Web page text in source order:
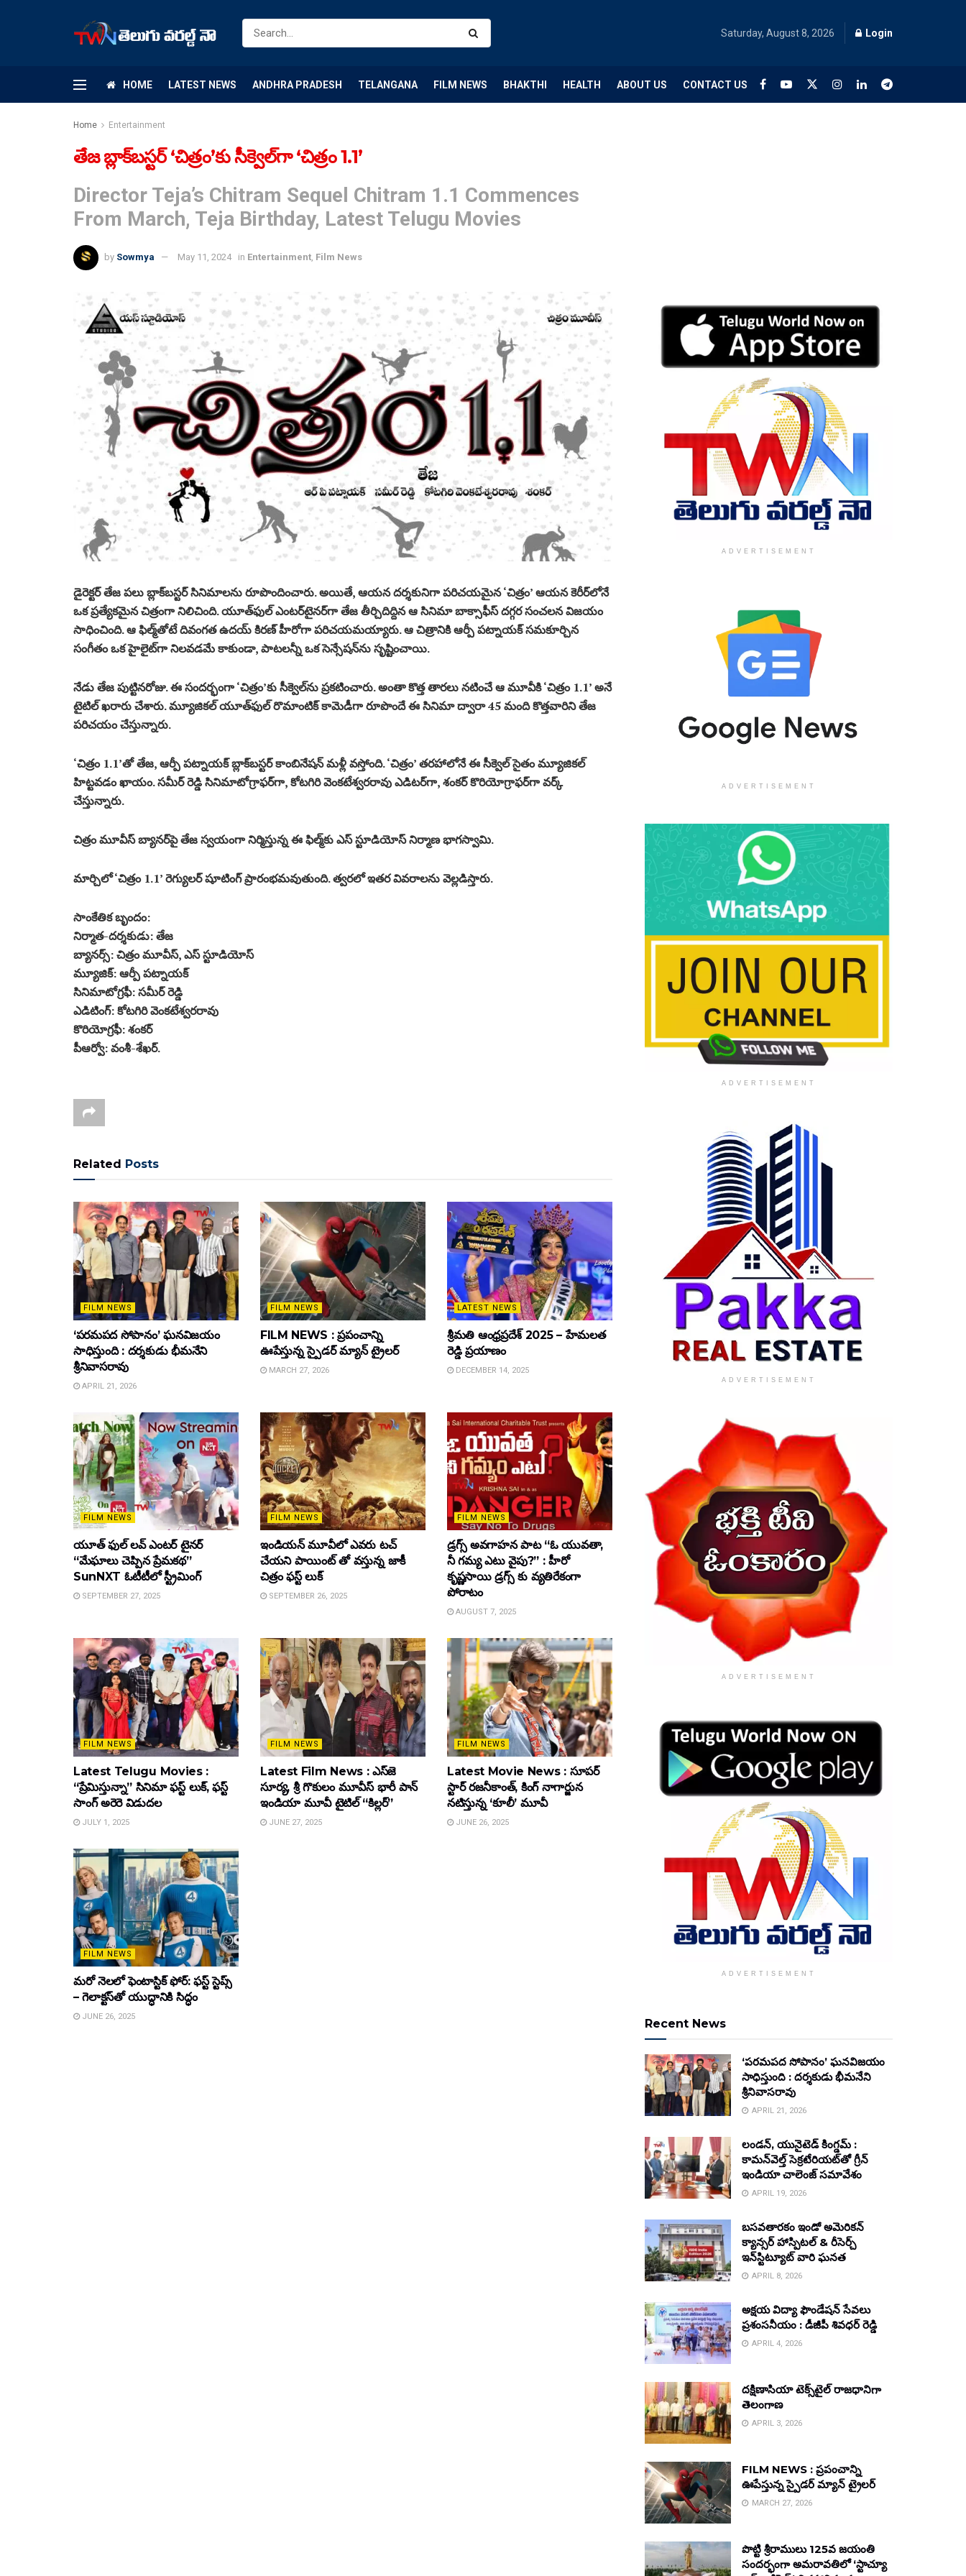
Saturday, August 8, 2026 Login
HOME LATEST NEWS ANDHRA PRADESH TELANGANA FILM NEWS BHAKTHI HEALTH ABOUT US CONTACT US
Home Entertainment
తేజ బ్లాక్‌బస్ట‌ర్‌ ‘చిత్రం’కు సీక్వెల్‌గా ‘చిత్రం 1.1’
Director Teja’s Chitram Sequel Chitram 1.1 Commences
From March, Teja Birthday, Latest Telugu Movies
by Sowmya May 11, 2024 in Entertainment, Film News
డైరెక్ట‌ర్ తేజ ప‌లు బ్లాక్‌బ‌స్ట‌ర్ సినిమాల‌ను రూపొందించారు. అయితే, ఆయ‌న ద‌ర్శ‌కునిగా ప‌రిచ‌య‌మైన ‘చిత్రం’ ఆయ‌న కెరీర్‌లోనే
ఒక ప్ర‌త్యేక‌మైన చిత్రంగా నిలిచింది. యూత్‌ఫుల్ ఎంట‌ర్‌టైన‌ర్‌గా తేజ తీర్చిదిద్దిన ఆ సినిమా బాక్సాఫీస్ ద‌గ్గ‌ర సంచ‌ల‌న విజ‌యం
సాధించింది. ఆ ఫిల్మ్‌తోటే దివంగ‌త ఉద‌య్ కిర‌ణ్ హీరోగా ప‌రిచ‌య‌మ‌య్యారు. ఆ చిత్రానికి ఆర్పీ ప‌ట్నాయ‌క్ స‌మ‌కూర్చిన
సంగీతం ఒక హైలైట్‌గా నిలవ‌డ‌మే కాకుండా, పాట‌ల‌న్నీ ఒక సెన్సేష‌న్‌ను సృష్టించాయి.
నేడు తేజ పుట్టిన‌రోజు. ఈ సంద‌ర్భంగా ‘చిత్రం’కు సీక్వెల్‌ను ప్ర‌క‌టించారు. అంతా కొత్త తార‌లు న‌టించే ఆ మూవీకి ‘చిత్రం 1.1’ అనే
టైటిల్ ఖ‌రారు చేశారు. మ్యూజికల్ యూత్‌ఫుల్ రొమాంటిక్ కామెడీగా రూపొందే ఈ సినిమా ద్వారా 45 మంది కొత్త‌వారిని తేజ
ప‌రిచ‌యం చేస్తున్నారు.
‘చిత్రం 1.1’తో తేజ‌, ఆర్పీ ప‌ట్నాయ‌క్ బ్లాక్‌బ‌స్ట‌ర్ కాంబినేష‌న్ మ‌ళ్లీ వ‌స్తోంది. ‘చిత్రం’ త‌ర‌హాలోనే ఈ సీక్వెల్ సైతం మ్యూజిక‌ల్
హిట్ట‌వ‌డం ఖాయం. స‌మీర్ రెడ్డి సినిమాటోగ్రాఫ‌ర్‌గా, కోట‌గిరి వెంక‌టేశ్వ‌ర‌రావు ఎడిట‌ర్‌గా, శంక‌ర్ కొరియోగ్రాఫ‌ర్‌గా వ‌ర్క్
చేస్తున్నారు.
చిత్రం మూవీస్ బ్యాన‌ర్‌పై తేజ స్వ‌యంగా నిర్మిస్తున్న ఈ ఫిల్మ్‌కు ఎస్ స్టూడియోస్ నిర్మాణ భాగ‌స్వామి.
మార్చిలో ‘చిత్రం 1.1’ రెగ్యుల‌ర్ షూటింగ్ ప్రారంభ‌మ‌వుతుంది. త్వ‌ర‌లో ఇత‌ర వివ‌రాల‌ను వెల్ల‌డిస్తారు.
సాంకేతిక బృందం:
నిర్మాత‌-ద‌ర్శ‌కుడు: తేజ‌
బ్యాన‌ర్స్‌: చిత్రం మూవీస్‌, ఎస్ స్టూడియోస్‌
మ్యూజిక్‌: ఆర్పీ ప‌ట్నాయ‌క్‌
సినిమాటోగ్ర‌ఫీ: స‌మీర్ రెడ్డి
ఎడిటింగ్‌‌: కోట‌గిరి వెంక‌టేశ్వ‌ర‌రావు
కొరియోగ్ర‌ఫీ: శ‌ంక‌ర్‌
పీఆర్వో: వ‌ంశీ-శేఖ‌ర్.
Related Posts
FILM NEWS
‘పరమపద సోపానం’ ఘనవిజయం
సాధిస్తుంది : దర్శకుడు భీమనేని
శ్రీనివాసరావు
APRIL 21, 2026
FILM NEWS
FILM NEWS : ప్రపంచాన్ని
ఊపేస్తున్న స్పైడర్ మ్యాన్ ట్రైలర్
MARCH 27, 2026
LATEST NEWS
శ్రీమతి ఆంధ్రప్రదేశ్ 2025 – హేమలత
రెడ్డి ప్రయాణం
DECEMBER 14, 2025
FILM NEWS
యూత్ ఫుల్ లవ్ ఎంటర్ టైనర్
“మేఘాలు చెప్పిన ప్రేమకథ”
SunNXT ఓటీటీలో స్ట్రీమింగ్
SEPTEMBER 27, 2025
FILM NEWS
ఇండియన్ మూవీలో ఎవరు టచ్
చేయని పాయింట్ తో వస్తున్న జాకీ
చిత్రం ఫస్ట్ లుక్
SEPTEMBER 26, 2025
FILM NEWS
డ్రగ్స్ అవగాహన పాట “ఓ యువతా,
నీ గమ్య ఎటు వైపు?” : హీరో
కృష్ణసాయి డ్రగ్స్ కు వ్యతిరేకంగా
పోరాటం
AUGUST 7, 2025
FILM NEWS
Latest Telugu Movies :
“ప్రేమిస్తున్నా” సినిమా ఫస్ట్ లుక్, ఫస్ట్
సాంగ్ అరెరె విడుదల
JULY 1, 2025
FILM NEWS
Latest Film News : ఎస్‌జె
సూర్య, శ్రీ గొకులం మూవీస్‌ భారీ పాన్‌
ఇండియా మూవీ టైటిల్ “కిల్లర్”
JUNE 27, 2025
FILM NEWS
Latest Movie News : సూపర్
స్టార్ రజనీకాంత్, కింగ్ నాగార్జున
నటిస్తున్న ‘కూలీ’ మూవీ
JUNE 26, 2025
FILM NEWS
మరో నెలలో ఫెంటాస్టిక్ ఫోర్: ఫస్ట్ స్టెప్స్
– గెలాక్టస్‌తో యుద్ధానికి సిద్ధం
JUNE 26, 2025
ADVERTISEMENT
ADVERTISEMENT
ADVERTISEMENT
ADVERTISEMENT
ADVERTISEMENT
ADVERTISEMENT
Recent News
‘పరమపద సోపానం’ ఘనవిజయం
సాధిస్తుంది : దర్శకుడు భీమనేని
శ్రీనివాసరావు
APRIL 21, 2026
లండన్, యునైటెడ్ కింగ్డమ్ :
కామన్‌వెల్త్ సెక్రటేరియట్‌తో గ్రీన్
ఇండియా చాలెంజ్ సమావేశం
APRIL 19, 2026
బసవతారకం ఇండో అమెరికన్
క్యాన్సర్ హాస్పిటల్ & రీసెర్చ్
ఇన్‌స్టిట్యూట్ వారి ఘనత
APRIL 8, 2026
అక్షయ విద్యా ఫౌండేషన్ సేవలు
ప్రశంసనీయం : డీజీపీ శివధర్ రెడ్డి
APRIL 4, 2026
దక్షిణాసియా టెక్స్‌టైల్ రాజధానిగా
తెలంగాణ
APRIL 3, 2026
FILM NEWS : ప్రపంచాన్ని
ఊపేస్తున్న స్పైడర్ మ్యాన్ ట్రైలర్
MARCH 27, 2026
పొట్టి శ్రీరాములు 125వ జయంతి
సందర్భంగా అమరావతిలో ‘స్టాచ్యూ